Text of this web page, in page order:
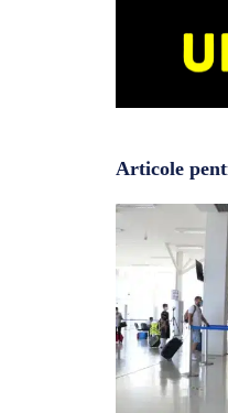
Articole